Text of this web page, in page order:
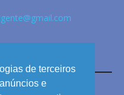
de terceiros
e